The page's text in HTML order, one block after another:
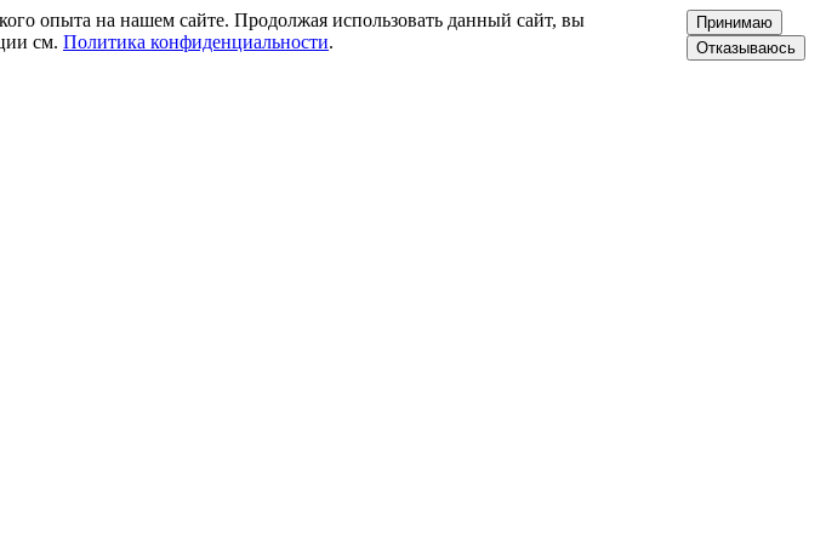
опыта на нашем сайте. Продолжая использовать данный сайт, вы
см. Политика конфиденциальности.
Принимаю
Отказываюсь